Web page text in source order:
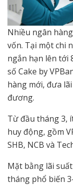
Nhiều ngân
vốn. Tại một chi
ngắn hạn lên tới
số Cake by
hàng mới, đưa
đương.
Từ đầu tháng 3,
huy động, gồm
SHB, NCB và
Mặt bằng lãi
tháng phổ biến